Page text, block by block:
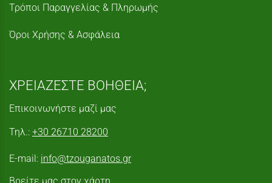
Τρόποι Παραγγελίας & Πληρωμής
Όροι Χρήσης & Ασφάλεια
ΧΡΕΙΑΖΕΣΤΕ ΒΟΗΘΕΙΑ;
Επικοινωνήστε μαζί μας
Τηλ.: +30 26710 28200
E-mail: info@tzouganatos.gr